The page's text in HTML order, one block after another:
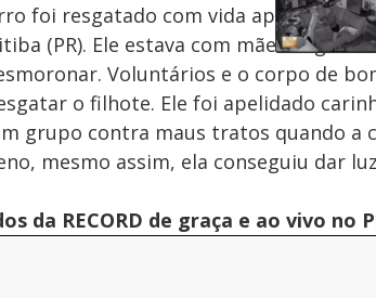
foi resgatado com vida após ficar 72
(PR). Ele estava com mãe e alguns
Voluntários e o corpo de
o filhote. Ele foi apelidado
grupo contra maus tratos quando a
mesmo assim, ela conseguiu dar
da RECORD de graça e ao vivo no